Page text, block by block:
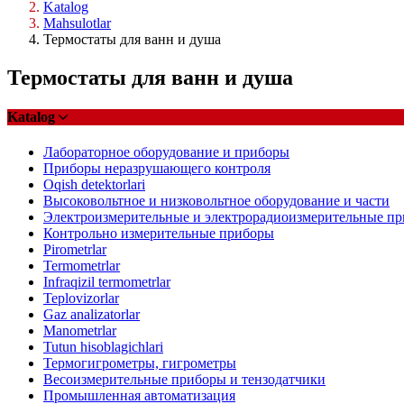
Katalog
Mahsulotlar
Термостаты для ванн и душа
Термостаты для ванн и душа
Katalog
Лабораторное оборудование и приборы
Приборы неразрушающего контроля
Oqish detektorlari
Высоковольтное и низковольтное оборудование и части
Электроизмерительные и электрорадиоизмерительные
Контрольно измерительные приборы
Pirometrlar
Termometrlar
Infraqizil termometrlar
Teplovizorlar
Gaz analizatorlar
Manometrlar
Tutun hisoblagichlari
Термогигрометры, гигрометры
Весоизмерительные приборы и тензодатчики
Промышленная автоматизация